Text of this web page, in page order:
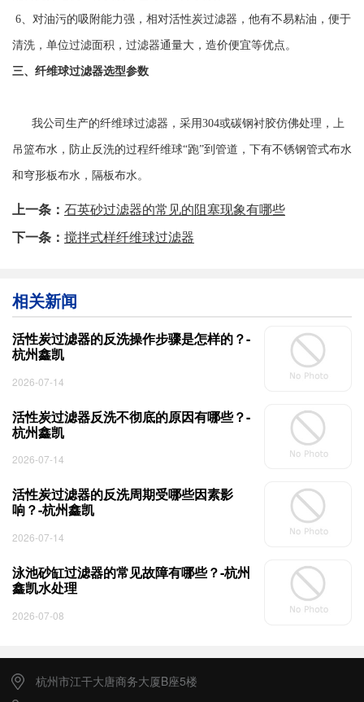
6、对油污的吸附能力强，相对活性炭过滤器，他有不易粘油，便于
清洗，单位过滤面积，过滤器通量大，造价便宜等优点。
三、纤维球过滤器选型参数
我公司生产的纤维球过滤器，采用304或碳钢衬胶仿佛处理，上
吊篮布水，防止反洗的过程纤维球“跑”到管道，下有不锈钢管式布水
和穹形板布水，隔板布水。
上一条： 石英砂过滤器的常见的阻塞现象有哪些
下一条： 搅拌式样纤维球过滤器
相关新闻
活性炭过滤器的反洗操作步骤是怎样的？-
杭州鑫凯
2026-07-14
活性炭过滤器反洗不彻底的原因有哪些？-
杭州鑫凯
2026-07-14
活性炭过滤器的反洗周期受哪些因素影
响？-杭州鑫凯
2026-07-14
泳池砂缸过滤器的常见故障有哪些？-杭州
鑫凯水处理
2026-07-08
杭州市江干大唐商务大厦B座5楼